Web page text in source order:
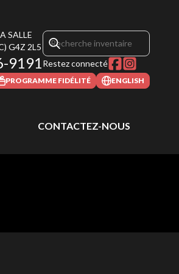
SALLE
G4Z 2L5
9191Restez connecté
PROGRAMME FIDÉLITÉ ENGLISH
CONTACTEZ-NOUS